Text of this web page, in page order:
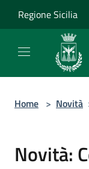
Regione Sicilia
Home > Novità
Novità: